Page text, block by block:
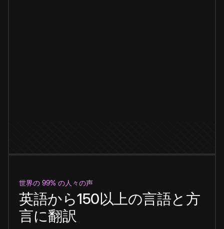
世界の 99% の人々の声
英語から150以上の言語と方
言に翻訳